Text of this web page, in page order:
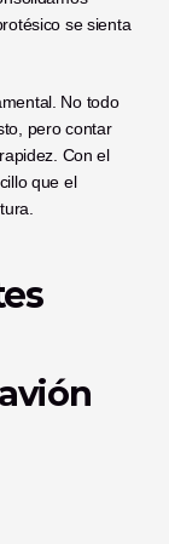
se sienta
No todo
pero contar
Con el
que el